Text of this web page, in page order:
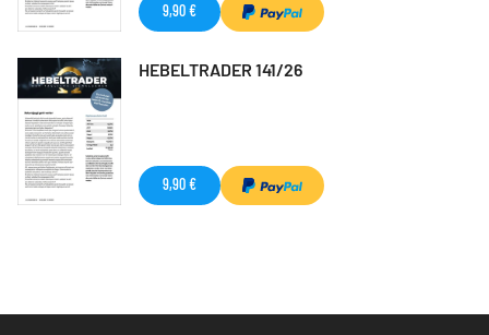
9,90 €
HEBELTRADER 141/26
9,90 €